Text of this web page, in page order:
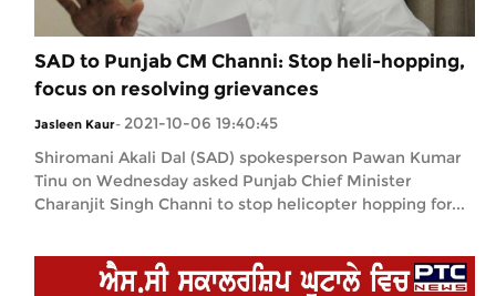
SAD to Punjab CM Channi: Stop heli-hopping,
focus on resolving grievances
Jasleen Kaur- 2021-10-06 19:40:45
Shiromani Akali Dal (SAD) spokesperson Pawan Kumar
Tinu on Wednesday asked Punjab Chief Minister
Charanjit Singh Channi to stop helicopter hopping for...